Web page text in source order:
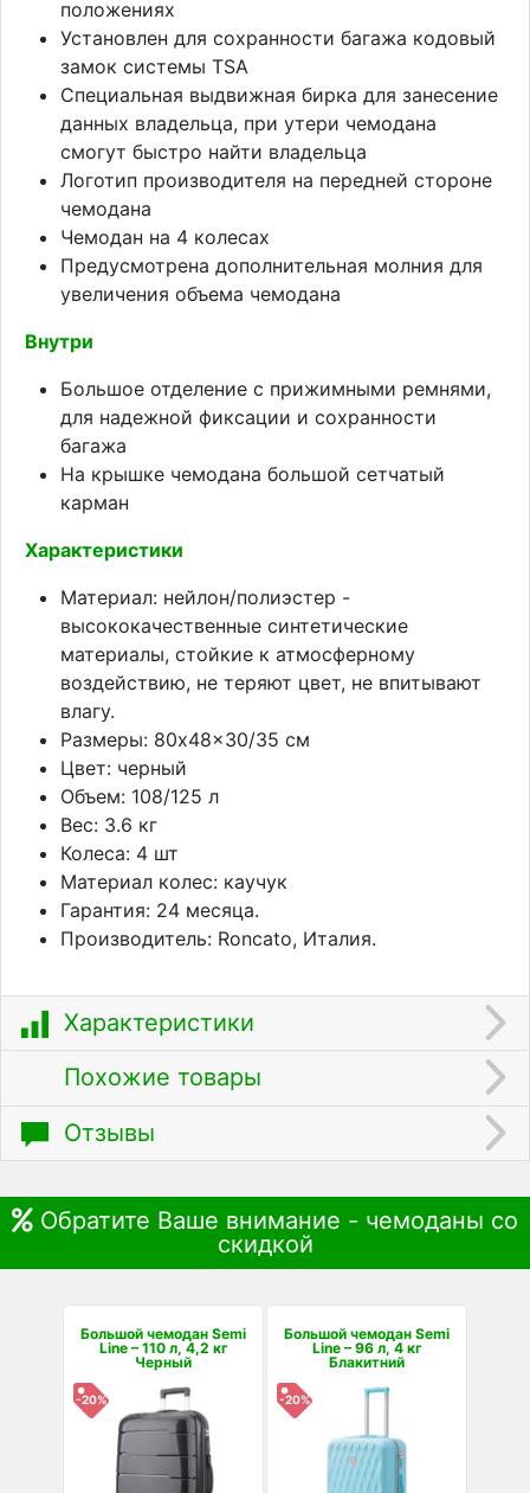
положениях
Установлен для сохранности багажа кодовый
замок системы TSA
Специальная выдвижная бирка для занесение
данных владельца, при утери чемодана
смогут быстро найти владельца
Логотип производителя на передней стороне
чемодана
Чемодан на 4 колесах
Предусмотрена дополнительная молния для
увеличения объема чемодана
Внутри
Большое отделение с прижимными ремнями,
для надежной фиксации и сохранности
багажа
На крышке чемодана большой сетчатый
карман
Характеристики
Материал: нейлон/полиэстер -
высококачественные синтетические
материалы, стойкие к атмосферному
воздействию, не теряют цвет, не впитывают
влагу.
Размеры: 80x48x30/35 см
Цвет: черный
Объем: 108/125 л
Вес: 3.6 кг
Колеса: 4 шт
Материал колес: каучук
Гарантия: 24 месяца.
Производитель: Roncato, Италия.
Характеристики
Похожие товары
Отзывы
Обратите Ваше внимание - чемоданы со
скидкой
Большой чемодан Semi
Line – 110 л, 4,2 кг
Черный
-20%
Большой чемодан Semi
Line – 96 л, 4 кг
Блакитний
-20%